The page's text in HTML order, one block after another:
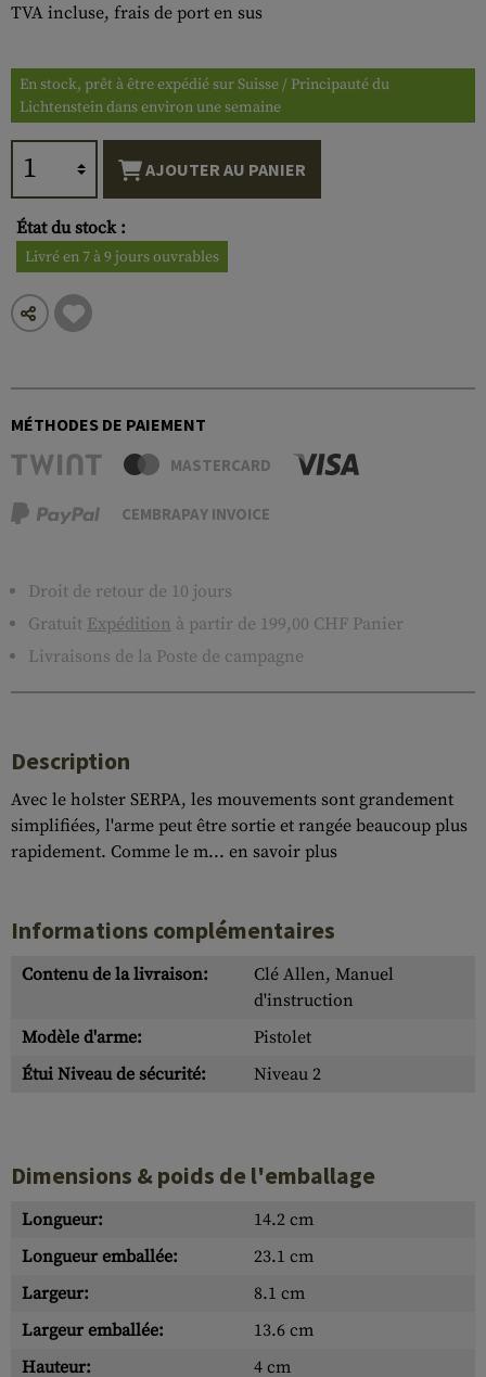
TVA incluse, frais de port en sus
En stock, prêt à être expédié sur Suisse / Principauté du
Lichtenstein dans environ une semaine
AJOUTER AU PANIER
État du stock :
Livré en 7 à 9 jours ouvrables
MÉTHODES DE PAIEMENT
MASTERCARD
CEMBRAPAY INVOICE
Droit de retour de 10 jours
Gratuit Expédition à partir de 199,00 CHF Panier
Livraisons de la Poste de campagne
Description
Avec le holster SERPA, les mouvements sont grandement
simplifiées, l'arme peut être sortie et rangée beaucoup plus
rapidement. Comme le m... en savoir plus
Informations complémentaires
Contenu de la livraison:
Clé Allen, Manuel
d'instruction
Modèle d'arme:
Pistolet
Étui Niveau de sécurité:
Niveau 2
Dimensions & poids de l'emballage
Longueur:
14.2 cm
Longueur emballée:
23.1 cm
Largeur:
8.1 cm
Largeur emballée:
13.6 cm
Hauteur:
4 cm